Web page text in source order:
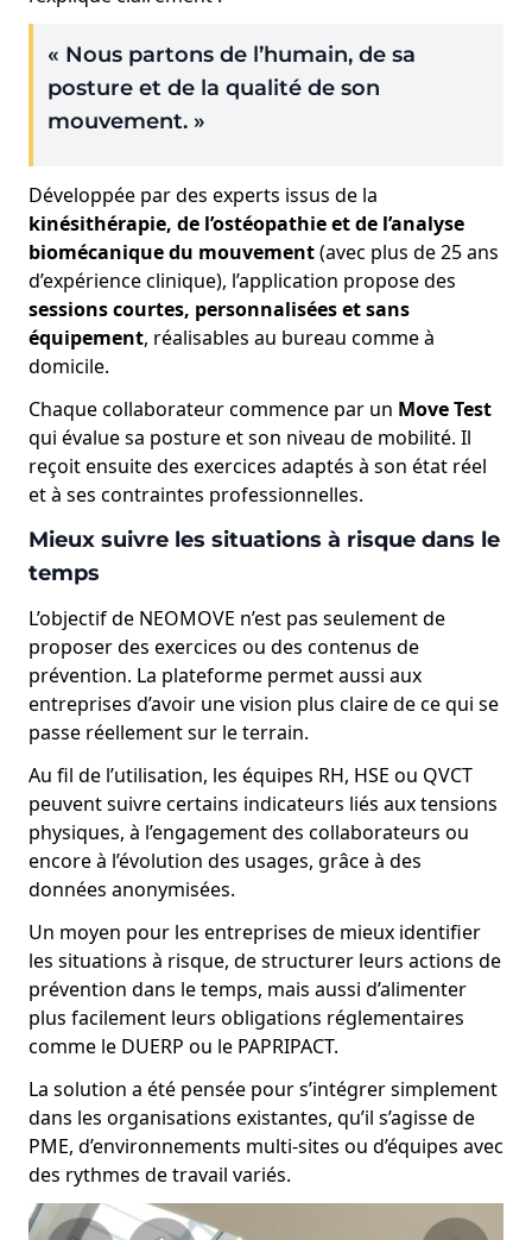
« Nous partons de l’humain, de sa
posture et de la qualité de son
mouvement. »
Développée par des experts issus de la
kinésithérapie, de l’ostéopathie et de l’analyse
biomécanique du mouvement(avec plus de 25 ans
d’expérience clinique), l’application propose des
sessions courtes, personnalisées et sans
équipement, réalisables au bureau comme à
domicile.
Chaque collaborateur commence par un Move Test
qui évalue sa posture et son niveau de mobilité. Il
reçoit ensuite des exercices adaptés à son état réel
et à ses contraintes professionnelles.
Mieux suivre les situations à risque dans le
temps
L’objectif de NEOMOVE n’est pas seulement de
proposer des exercices ou des contenus de
prévention. La plateforme permet aussi aux
entreprises d’avoir une vision plus claire de ce qui se
passe réellement sur le terrain.
Au fil de l’utilisation, les équipes RH, HSE ou QVCT
peuvent suivre certains indicateurs liés aux tensions
physiques, à l’engagement des collaborateurs ou
encore à l’évolution des usages, grâce à des
données anonymisées.
Un moyen pour les entreprises de mieux identifier
les situations à risque, de structurer leurs actions de
prévention dans le temps, mais aussi d’alimenter
plus facilement leurs obligations réglementaires
comme le DUERP ou le PAPRIPACT.
La solution a été pensée pour s’intégrer simplement
dans les organisations existantes, qu’il s’agisse de
PME, d’environnements multi-sites ou d’équipes avec
des rythmes de travail variés.